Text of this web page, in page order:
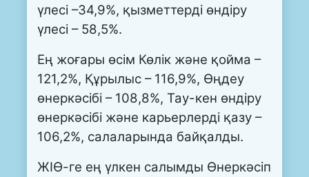
үлесі –34,9%, қызметтерді өндіру
үлесі – 58,5%.
Ең жоғары өсім Көлік және қойма –
121,2%, Құрылыс – 116,9%, Өңдеу
өнеркәсібі – 108,8%, Тау-кен өндіру
өнеркәсібі және карьерлерді қазу –
106,2%, салаларында байқалды.
ЖІӨ-ге ең үлкен салымды Өнеркәсіп